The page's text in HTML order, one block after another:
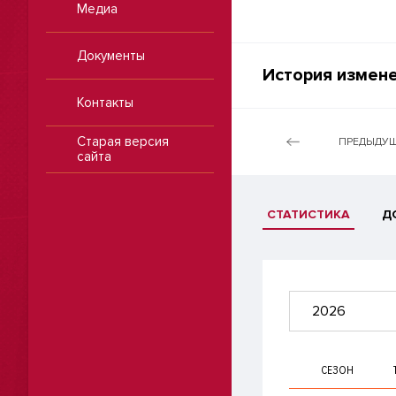
Медиа
Документы
Контакты
Старая версия
сайта
История
СТАТИСТИКА
2026
СЕЗОН